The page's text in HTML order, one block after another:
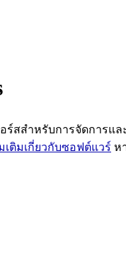
อร์สสำหรับการจัดก
เติมเกี่ยวกับซอฟต์แวร์ ห